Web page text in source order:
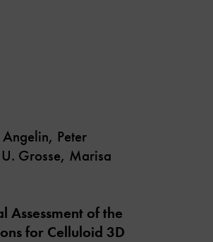
Peter
Grosse, Marisa
Assessment of the
for Celluloid 3D